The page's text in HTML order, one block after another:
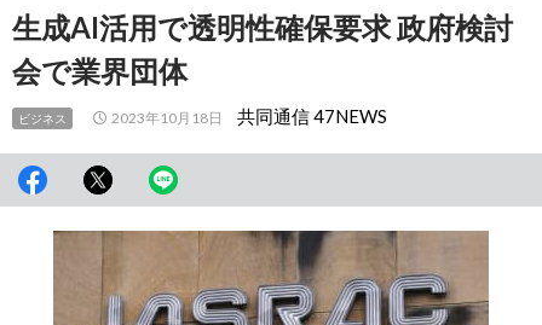
動生成AI活用で透明性確保要求 政府検討
会で業界団体
ビジネス 2023年10月18日 共同通信 47NEWS